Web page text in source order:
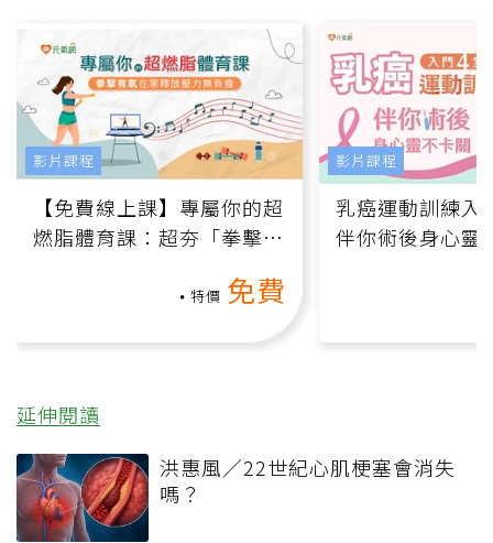
【免費線上課】專屬你的超
燃脂體育課：超夯「拳擊有
特價 免費
影片課程
乳癌運動訓練入
伴你術後身心靈
影片課程
延伸閱讀
洪惠風／22世紀心肌梗塞會消失
嗎？